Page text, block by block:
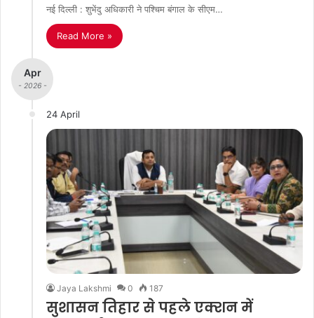
नई दिल्ली : शुभेंदु अधिकारी ने पश्चिम बंगाल के सीएम…
Read More »
Apr
- 2026 -
24 April
Jaya Lakshmi 0 187
सुशासन तिहार से पहले एक्शन में